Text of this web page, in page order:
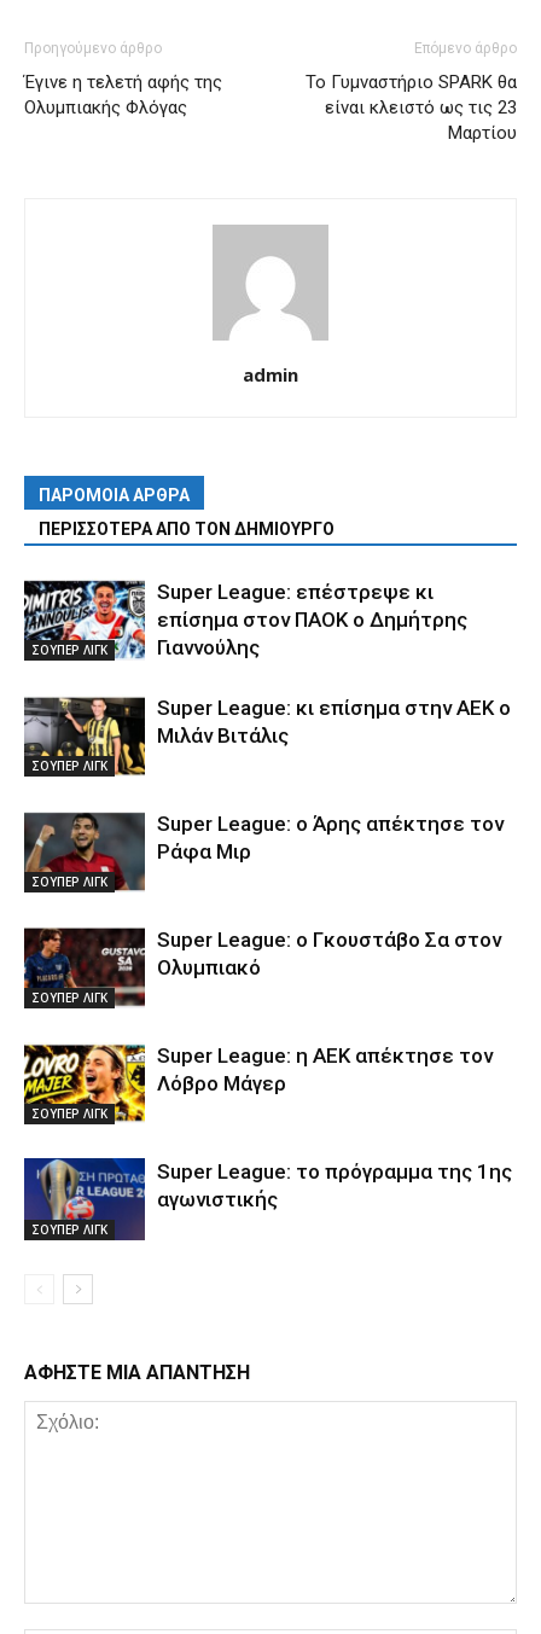
Προηγούμενο άρθρο
Έγινε η τελετή αφής της
Ολυμπιακής Φλόγας
Επόμενο άρθρο
Το Γυμναστήριο SPARK θα
είναι κλειστό ως τις 23
Μαρτίου
admin
ΠΑΡΟΜΟΙΑ ΑΡΘΡΑ
ΠΕΡΙΣΣΟΤΕΡΑ ΑΠΟ ΤΟΝ ΔΗΜΙΟΥΡΓΟ
ΣΟΥΠΕΡ ΛΙΓΚ
Super League: επέστρεψε κι
επίσημα στον ΠΑΟΚ ο Δημήτρης
Γιαννούλης
ΣΟΥΠΕΡ ΛΙΓΚ
Super League: κι επίσημα στην ΑΕΚ ο
Μιλάν Βιτάλις
ΣΟΥΠΕΡ ΛΙΓΚ
Super League: ο Άρης απέκτησε τον
Ράφα Μιρ
ΣΟΥΠΕΡ ΛΙΓΚ
Super League: ο Γκουστάβο Σα στον
Ολυμπιακό
ΣΟΥΠΕΡ ΛΙΓΚ
Super League: η ΑΕΚ απέκτησε τον
Λόβρο Μάγερ
ΣΟΥΠΕΡ ΛΙΓΚ
Super League: το πρόγραμμα της 1ης
αγωνιστικής
ΑΦΗΣΤΕ ΜΙΑ ΑΠΑΝΤΗΣΗ